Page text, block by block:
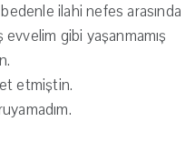
bedenle ilahi nefes arasında
evvelim gibi yaşanmamış
etmiştin.